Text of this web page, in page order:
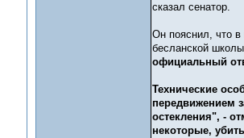
сказал сенатор.
Он пояснил, что в
бесланской
официальный
Технические
передвижением
остекления", -
некоторые,